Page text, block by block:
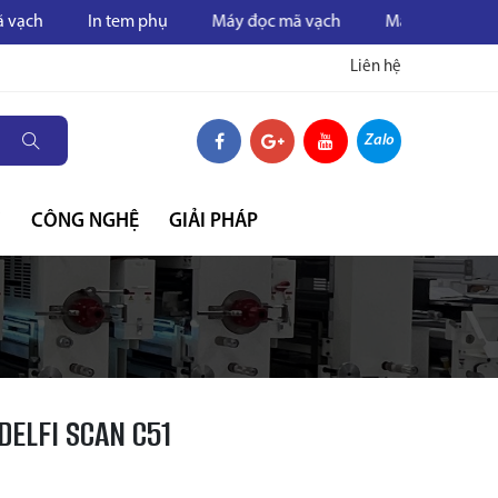
In tem phụ Máy đọc mã vạch Máy in mã vạch
Liên hệ
Zalo
CÔNG NGHỆ GIẢI PHÁP
SCAN C51